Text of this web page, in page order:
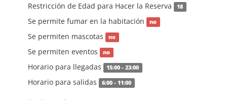
Restricción de Edad para Hacer la Reserva 18
Se permite fumar en la habitación no
Se permiten mascotas no
Se permiten eventos no
Horario para llegadas 15:00 - 23:00
Horario para salidas 6:00 - 11:00